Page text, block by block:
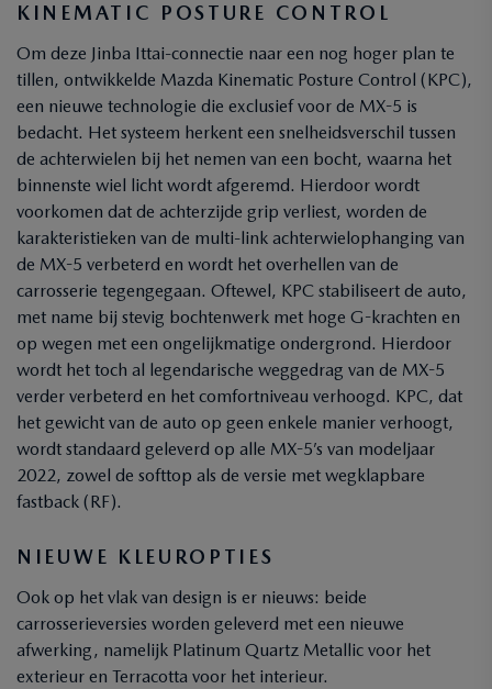
KINEMATIC POSTURE CONTROL
Om deze Jinba Ittai-connectie naar een nog hoger plan te
tillen, ontwikkelde Mazda Kinematic Posture Control (KPC),
een nieuwe technologie die exclusief voor de MX-5 is
bedacht. Het systeem herkent een snelheidsverschil tussen
de achterwielen bij het nemen van een bocht, waarna het
binnenste wiel licht wordt afgeremd. Hierdoor wordt
voorkomen dat de achterzijde grip verliest, worden de
karakteristieken van de multi-link achterwielophanging van
de MX-5 verbeterd en wordt het overhellen van de
carrosserie tegengegaan. Oftewel, KPC stabiliseert de auto,
met name bij stevig bochtenwerk met hoge G-krachten en
op wegen met een ongelijkmatige ondergrond. Hierdoor
wordt het toch al legendarische weggedrag van de MX-5
verder verbeterd en het comfortniveau verhoogd. KPC, dat
het gewicht van de auto op geen enkele manier verhoogt,
wordt standaard geleverd op alle MX-5’s van modeljaar
2022, zowel de softtop als de versie met wegklapbare
fastback (RF).
NIEUWE KLEUROPTIES
Ook op het vlak van design is er nieuws: beide
carrosserieversies worden geleverd met een nieuwe
afwerking, namelijk Platinum Quartz Metallic voor het
exterieur en Terracotta voor het interieur.